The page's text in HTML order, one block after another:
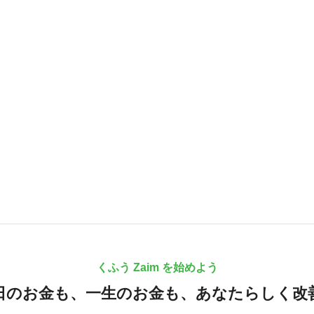
くふう Zaim を始めよう
のお金も、 一生のお金も、 あなたらしく改